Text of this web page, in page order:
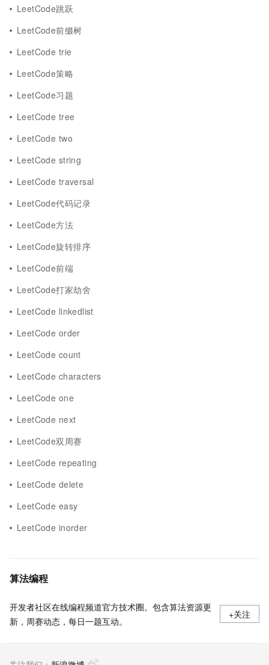
LeetCode跳跃
LeetCode前缀树
LeetCode trie
LeetCode策略
LeetCode习题
LeetCode tree
LeetCode two
LeetCode string
LeetCode traversal
LeetCode代码记录
LeetCode方法
LeetCode旋转排序
LeetCode前端
LeetCode打家劫舍
LeetCode linkedlist
LeetCode order
LeetCode count
LeetCode characters
LeetCode one
LeetCode next
LeetCode双周赛
LeetCode repeating
LeetCode delete
LeetCode easy
LeetCode inorder
算法编程
开发者社区在线编程频道官方技术圈。包含算法资源更
新，周赛动态，每日一题互动。
+关注